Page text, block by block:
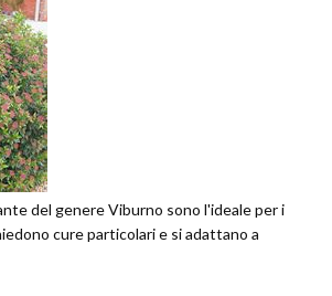
del genere Viburno sono l'ideale per i
cure particolari e si adattano a